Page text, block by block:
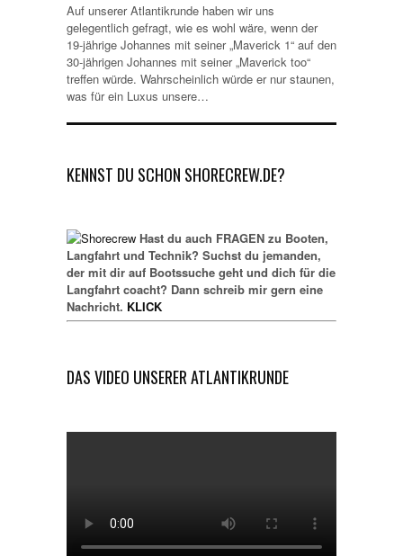
Auf unserer Atlantikrunde haben wir uns
gelegentlich gefragt, wie es wohl wäre, wenn der
19-jährige Johannes mit seiner „Maverick 1“ auf den
30-jährigen Johannes mit seiner „Maverick too“
treffen würde. Wahrscheinlich würde er nur staunen,
was für ein Luxus unsere…
KENNST DU SCHON SHORECREW.DE?
Hast du auch FRAGEN zu Booten,
Langfahrt und Technik? Suchst du jemanden,
der mit dir auf Bootssuche geht und dich für die
Langfahrt coacht? Dann schreib mir gern eine
Nachricht. KLICK
DAS VIDEO UNSERER ATLANTIKRUNDE